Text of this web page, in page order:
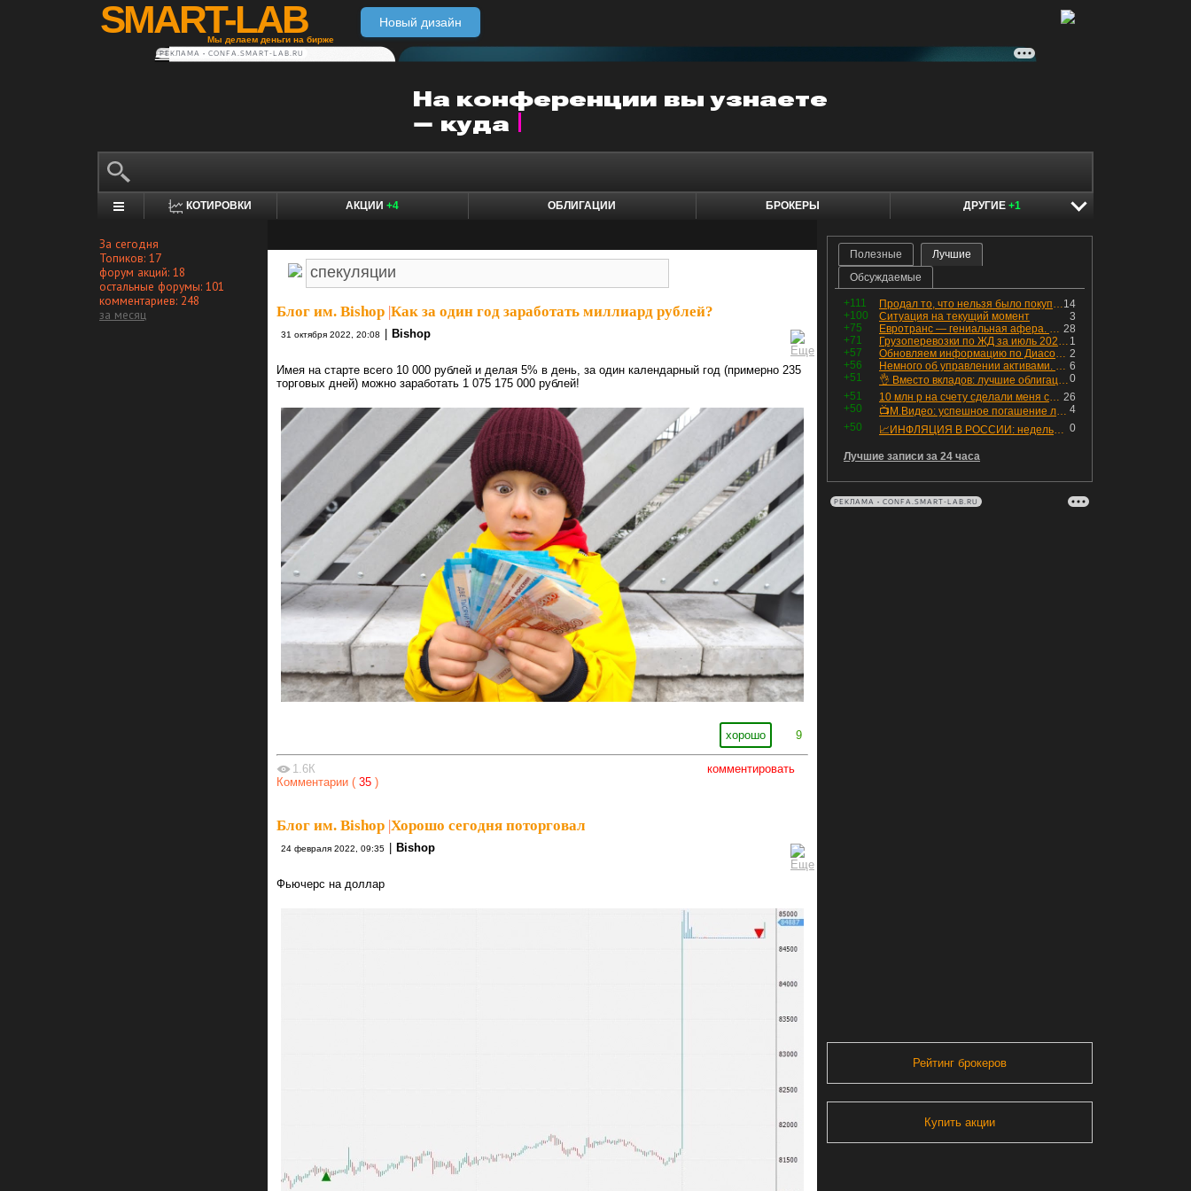
SMART-LAB
Мы делаем деньги на бирже
Новый дизайн
РЕКЛАМА • CONFA.SMART-LAB.RU
КОТИРОВКИ АКЦИИ +4 ОБЛИГАЦИИ БРОКЕРЫ ДРУГИЕ +1
За сегодня
Топиков: 17
форум акций: 18
остальные форумы: 101
комментариев: 248
за месяц
Блог им. Bishop Как за один год заработать миллиард рублей?
31 октября 2022, 20:08 Bishop
Имея на старте всего 10 000 рублей и делая 5% в день, за один календарный год (примерно 235
торговых дней) можно заработать 1 075 175 000 рублей!
хорошо 9
комментировать
1.6К
Комментарии ( 35 )
Блог им. Bishop |Хорошо сегодня поторговал
24 февраля 2022, 09:35 | Bishop
Фьючерс на доллар
Полезные
Лучшие
Обсуждаемые
+111 14
Продал то, что нельзя было покупать. Изменения в портфеле
+100
3
Ситуация на текущий момент
+75
28
Евротранс — гениальная афера. Собрал с инвесторов денег, выплатил дивидендов больше текущей капитализации и ушёл в дефолт
+71
1
Грузоперевозки по ЖД за июль 2026 г. — четвёртый месяц подряд роста, чёрные металлы на уровне прошлого года, а каменный уголь в плюсе.
+57
2
Обновляем информацию по Диасофту: дивиденды и выкуп
+56
6
Немного об управлении активами. Для заинтересованных
+51
0
👌 Вместо вкладов: лучшие облигации — только супер надёжные
+51
26
10 млн р на счету сделали меня счастливым? Ожидание vs Реальность!
+50
4
📺М.Видео: успешное погашение любимого флоатера
+50
0
📈ИНФЛЯЦИЯ В РОССИИ: недельная дефляция, но в годовом выражении рост 😢
Лучшие записи за 24 часа
РЕКЛАМА • CONFA.SMART-LAB.RU
Рейтинг брокеров
Купить акции